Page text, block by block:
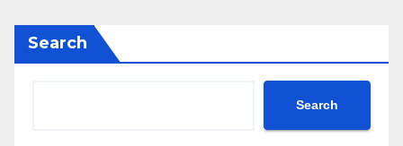
Search
Search